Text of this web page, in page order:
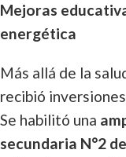
Mejoras
energética
Más allá de la
recibió
Se habilitó una
secundaria N°2